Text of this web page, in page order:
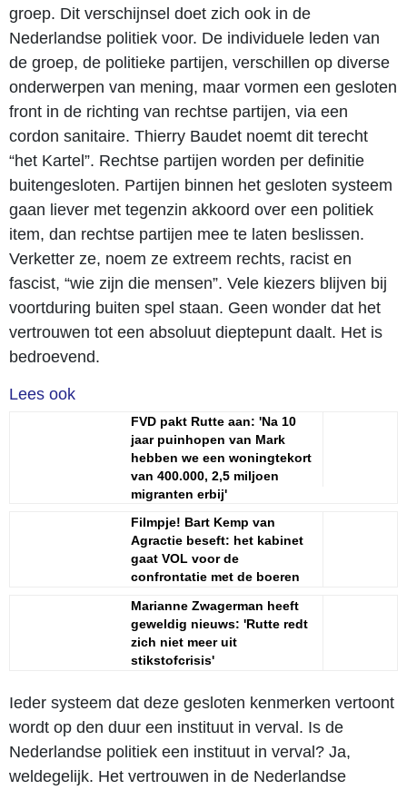
groep. Dit verschijnsel doet zich ook in de
Nederlandse politiek voor. De individuele leden van
de groep, de politieke partijen, verschillen op diverse
onderwerpen van mening, maar vormen een gesloten
front in de richting van rechtse partijen, via een
cordon sanitaire. Thierry Baudet noemt dit terecht
“het Kartel”. Rechtse partijen worden per definitie
buitengesloten. Partijen binnen het gesloten systeem
gaan liever met tegenzin akkoord over een politiek
item, dan rechtse partijen mee te laten beslissen.
Verketter ze, noem ze extreem rechts, racist en
fascist, “wie zijn die mensen”. Vele kiezers blijven bij
voortduring buiten spel staan. Geen wonder dat het
vertrouwen tot een absoluut dieptepunt daalt. Het is
bedroevend.
Lees ook
FVD pakt Rutte aan: 'Na 10
jaar puinhopen van Mark
hebben we een woningtekort
van 400.000, 2,5 miljoen
migranten erbij'
Filmpje! Bart Kemp van
Agractie beseft: het kabinet
gaat VOL voor de
confrontatie met de boeren
Marianne Zwagerman heeft
geweldig nieuws: 'Rutte redt
zich niet meer uit
stikstofcrisis'
Ieder systeem dat deze gesloten kenmerken vertoont
wordt op den duur een instituut in verval. Is de
Nederlandse politiek een instituut in verval? Ja,
weldegelijk. Het vertrouwen in de Nederlandse